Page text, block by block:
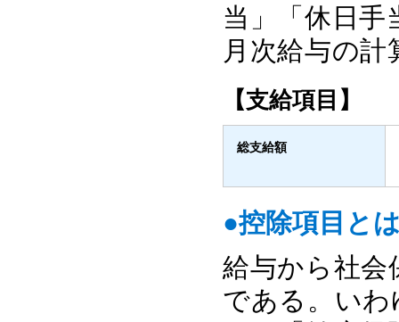
当」「休日手
月次給与の
【支給項目】
総支給額
●控除項目と
給与から社会
である。い